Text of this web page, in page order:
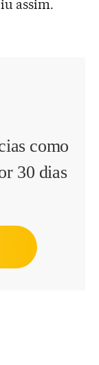
assim.
como
30 dias